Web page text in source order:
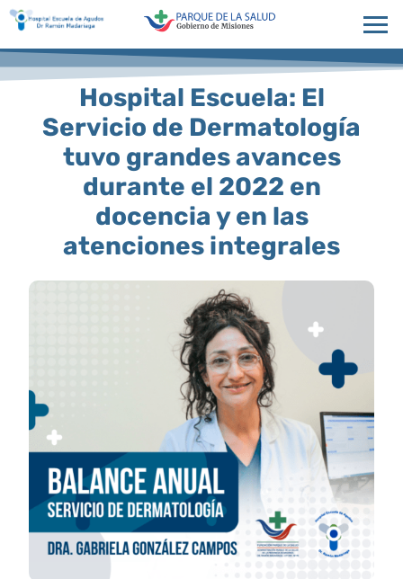
Hospital Escuela: El
Servicio de Dermatología
tuvo grandes avances
durante el 2022 en
docencia y en las
atenciones integrales